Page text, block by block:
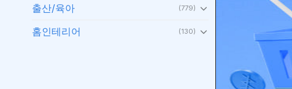
출산/육아 (779)
홈인테리어 (130)
WOODY(우
700ml (블랙
42,966